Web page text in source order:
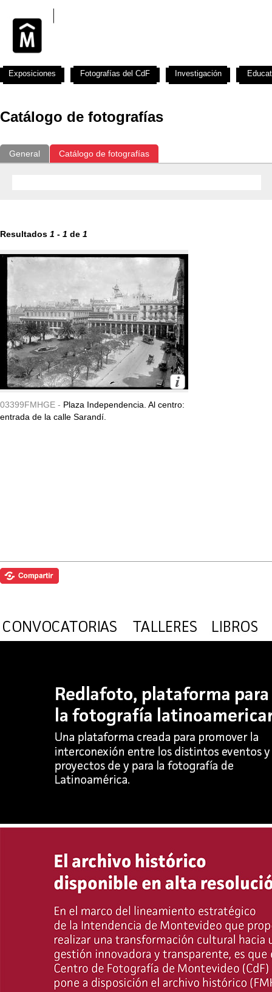
Catálogo de fotografías
General Catálogo de fotografías
Resultados 1 - 1 de 1
03399FMHGE - Plaza Independencia. Al centro:
entrada de la calle Sarandí.
Exposiciones Fotografías del CdF Investigación